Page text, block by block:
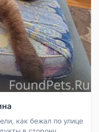
как бежал по улице